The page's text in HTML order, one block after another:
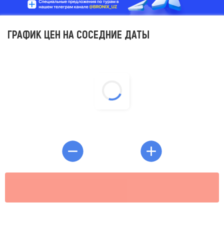
ГРАФИК ЦЕН НА СОСЕДНИЕ ДАТЫ